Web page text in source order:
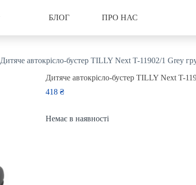
БЛОГ ПРО НАС
Дитяче автокрісло-бустер TILLY Next T-11902/1 Grey
Дитяче автокрісло-бустер TILLY Next T-
418 ₴
Немає в наявності